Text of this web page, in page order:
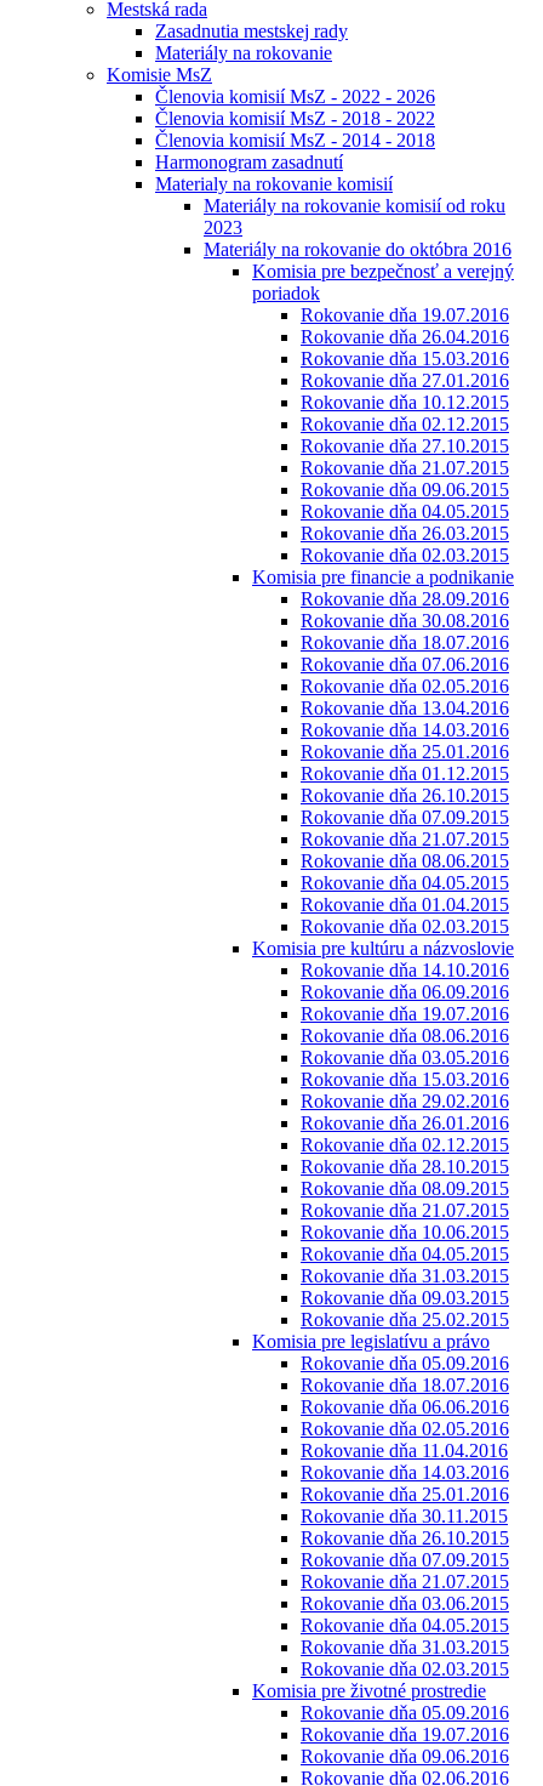
Mestská rada
Zasadnutia mestskej rady
Materiály na rokovanie
Komisie MsZ
Členovia komisií MsZ - 2022 - 2026
Členovia komisií MsZ - 2018 - 2022
Členovia komisií MsZ - 2014 - 2018
Harmonogram zasadnutí
Materialy na rokovanie komisií
Materiály na rokovanie komisií od roku
2023
Materiály na rokovanie do októbra 2016
Komisia pre bezpečnosť a verejný
poriadok
Rokovanie dňa 19.07.2016
Rokovanie dňa 26.04.2016
Rokovanie dňa 15.03.2016
Rokovanie dňa 27.01.2016
Rokovanie dňa 10.12.2015
Rokovanie dňa 02.12.2015
Rokovanie dňa 27.10.2015
Rokovanie dňa 21.07.2015
Rokovanie dňa 09.06.2015
Rokovanie dňa 04.05.2015
Rokovanie dňa 26.03.2015
Rokovanie dňa 02.03.2015
Komisia pre financie a podnikanie
Rokovanie dňa 28.09.2016
Rokovanie dňa 30.08.2016
Rokovanie dňa 18.07.2016
Rokovanie dňa 07.06.2016
Rokovanie dňa 02.05.2016
Rokovanie dňa 13.04.2016
Rokovanie dňa 14.03.2016
Rokovanie dňa 25.01.2016
Rokovanie dňa 01.12.2015
Rokovanie dňa 26.10.2015
Rokovanie dňa 07.09.2015
Rokovanie dňa 21.07.2015
Rokovanie dňa 08.06.2015
Rokovanie dňa 04.05.2015
Rokovanie dňa 01.04.2015
Rokovanie dňa 02.03.2015
Komisia pre kultúru a názvoslovie
Rokovanie dňa 14.10.2016
Rokovanie dňa 06.09.2016
Rokovanie dňa 19.07.2016
Rokovanie dňa 08.06.2016
Rokovanie dňa 03.05.2016
Rokovanie dňa 15.03.2016
Rokovanie dňa 29.02.2016
Rokovanie dňa 26.01.2016
Rokovanie dňa 02.12.2015
Rokovanie dňa 28.10.2015
Rokovanie dňa 08.09.2015
Rokovanie dňa 21.07.2015
Rokovanie dňa 10.06.2015
Rokovanie dňa 04.05.2015
Rokovanie dňa 31.03.2015
Rokovanie dňa 09.03.2015
Rokovanie dňa 25.02.2015
Komisia pre legislatívu a právo
Rokovanie dňa 05.09.2016
Rokovanie dňa 18.07.2016
Rokovanie dňa 06.06.2016
Rokovanie dňa 02.05.2016
Rokovanie dňa 11.04.2016
Rokovanie dňa 14.03.2016
Rokovanie dňa 25.01.2016
Rokovanie dňa 30.11.2015
Rokovanie dňa 26.10.2015
Rokovanie dňa 07.09.2015
Rokovanie dňa 21.07.2015
Rokovanie dňa 03.06.2015
Rokovanie dňa 04.05.2015
Rokovanie dňa 31.03.2015
Rokovanie dňa 02.03.2015
Komisia pre životné prostredie
Rokovanie dňa 05.09.2016
Rokovanie dňa 19.07.2016
Rokovanie dňa 09.06.2016
Rokovanie dňa 02.06.2016